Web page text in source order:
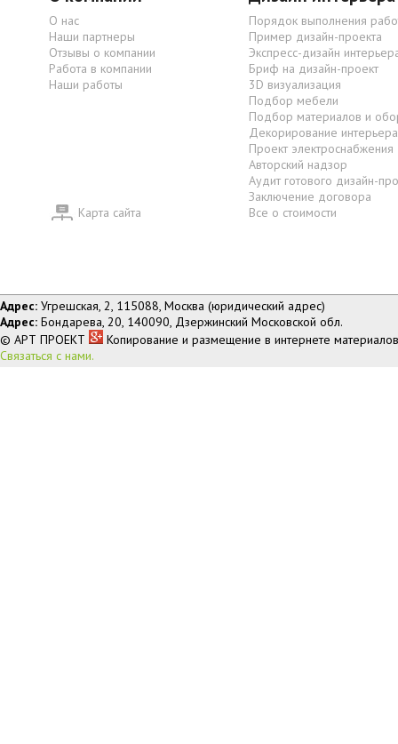
О нас
Наши партнеры
Отзывы о компании
Работа в компании
Наши работы
Карта сайта
Порядок выполнения
Пример дизайн-проекта
Экспресс-дизайн
Бриф на дизайн-проект
3D визуализация
Подбор мебели
Подбор материалов и
Декорирование интерьера
Проект электроснабжения
Авторский надзор
Аудит готового дизайн-
Заключение договора
Все о стоимости
Адрес: Угрешская, 2, 115088, Москва (юридический адрес)
Адрес: Бондарева, 20, 140090, Дзержинский Московской обл.
© АРТ ПРОЕКТ
Копирование и размещение в интернете
Связаться с нами.